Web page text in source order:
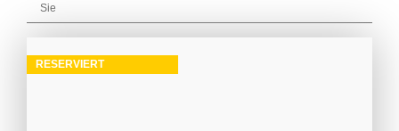
Sie
RESERVIERT